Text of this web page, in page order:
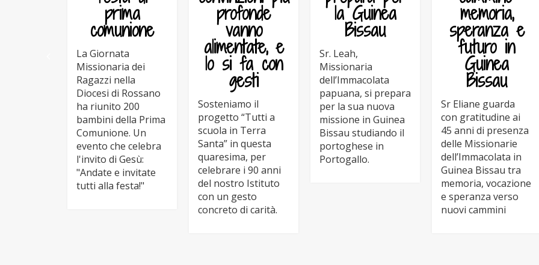
prima
comunione
La Giornata
Missionaria dei
Ragazzi nella
Diocesi di Rossano
ha riunito 200
bambini della Prima
Comunione. Un
evento che celebra
l'invito di Gesù:
"Andate e invitate
tutti alla festa!"
profonde
vanno
alimentate, e
lo si fa con
gesti
Sosteniamo il
progetto “Tutti a
scuola in Terra
Santa” in questa
quaresima, per
celebrare i 90 anni
del nostro Istituto
con un gesto
concreto di carità.
la Guinea
Bissau
Sr. Leah,
Missionaria
dell’Immacolata
papuana, si prepara
per la sua nuova
missione in Guinea
Bissau studiando il
portoghese in
Portogallo.
memoria,
speranza e
futuro in
Guinea
Bissau
Sr Eliane guarda
con gratitudine ai
45 anni di presenza
delle Missionarie
dell’Immacolata in
Guinea Bissau tra
memoria, vocazione
e speranza verso
nuovi cammini